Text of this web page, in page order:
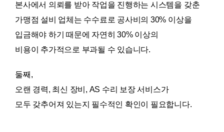
본사에서 의뢰를 받아 작업을 진행하는 시스템을 갖춘
가맹점 설비 업체는 수수료로 공사비의 30% 이상을
입금해야 하기 때문에 자연히 30% 이상의
비용이 추가적으로 부과될 수 있습니다.
둘째,
오랜 경력, 최신 장비, AS 수리 보장 서비스가
모두 갖추어져 있는지 필수적인 확인이 필요합니다.